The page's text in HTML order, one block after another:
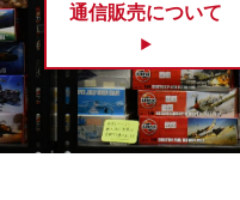
通信販売について